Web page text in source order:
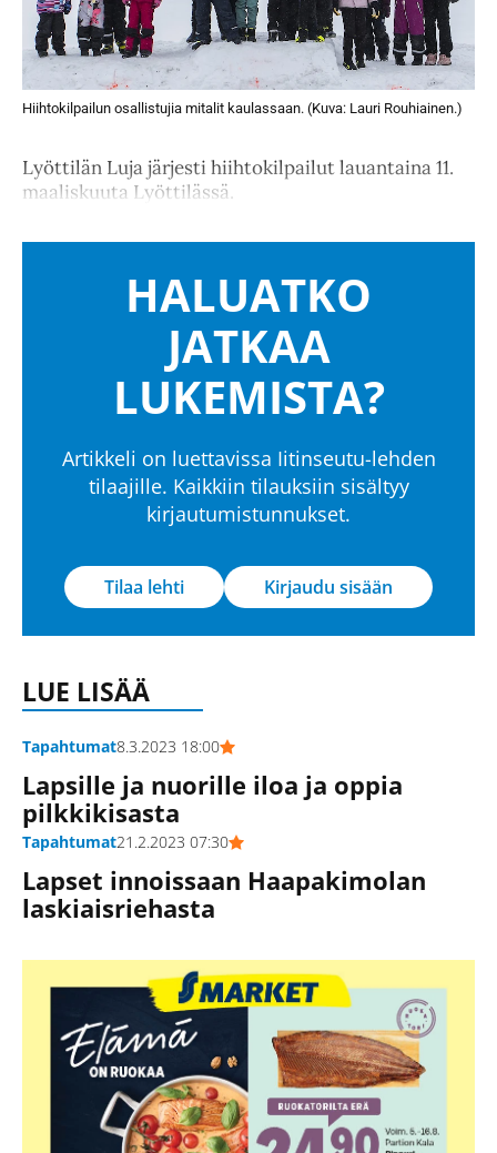
Hiihtokilpailun osallistujia mitalit kaulassaan. (Kuva: Lauri Rouhiainen.)
Lyöttilän Luja järjesti hiihtokilpailut lauantaina 11.
maaliskuuta Lyöttilässä.
HALUATKO
JATKAA
LUKEMISTA?
Artikkeli on luettavissa Iitinseutu-lehden
tilaajille. Kaikkiin tilauksiin sisältyy
kirjautumistunnukset.
Tilaa lehti Kirjaudu sisään
LUE LISÄÄ
Tapahtumat8.3.2023 18:00
Lapsille ja nuorille iloa ja oppia
pilkkikisasta
Tapahtumat21.2.2023 07:30
Lapset innoissaan Haapakimolan
laskiaisriehasta